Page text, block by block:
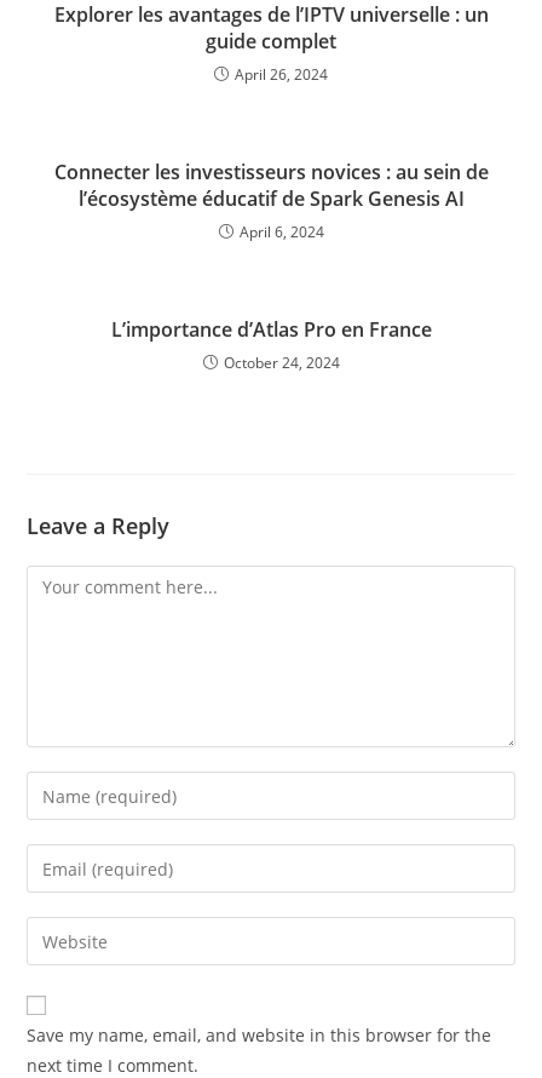
Explorer les avantages de l’IPTV universelle : un
guide complet
April 26, 2024
Connecter les investisseurs novices : au sein de
l’écosystème éducatif de Spark Genesis AI
April 6, 2024
L’importance d’Atlas Pro en France
October 24, 2024
Leave a Reply
Comment
Enter
your
name
comment
Enter
your
email
address
comment
Enter
your
website
URL
(optional)
Save my name, email, and website in this browser for the
next time I comment.